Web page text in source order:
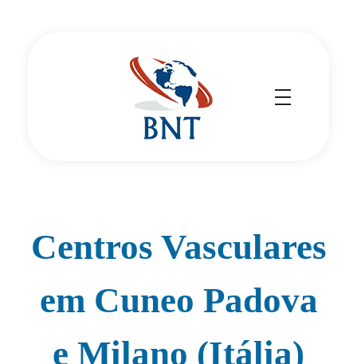
Centros Vasculares
em Cuneo Padova
e Milano (Itália)